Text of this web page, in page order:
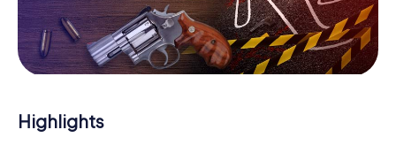
Mitmachkrimi in Rickmansworth - Die
interaktive Krimi Tour
herausholt! Ob Videoschalte zu einem Zeugen, geheimes
Highlights